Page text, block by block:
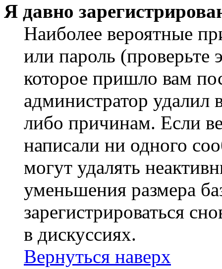
Я давно
Наиболее вероятные
или пароль (проверьте
которое пришло вам
администратор
либо причинам. Если
написали ни одного
могут удалять
уменьшения размера
зарегистрироваться
в дискуссиях.
Вернуться наверх